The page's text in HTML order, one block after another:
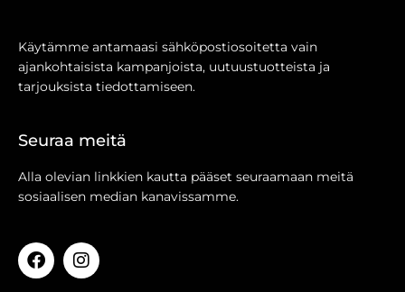
Käytämme antamaasi sähköpostiosoitetta vain
ajankohtaisista kampanjoista, uutuustuotteista ja
tarjouksista tiedottamiseen.
Seuraa meitä
Alla olevian linkkien kautta pääset seuraamaan meitä
sosiaalisen median kanavissamme.